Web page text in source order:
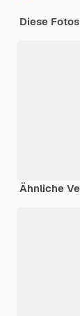
Diese
Ähnliche